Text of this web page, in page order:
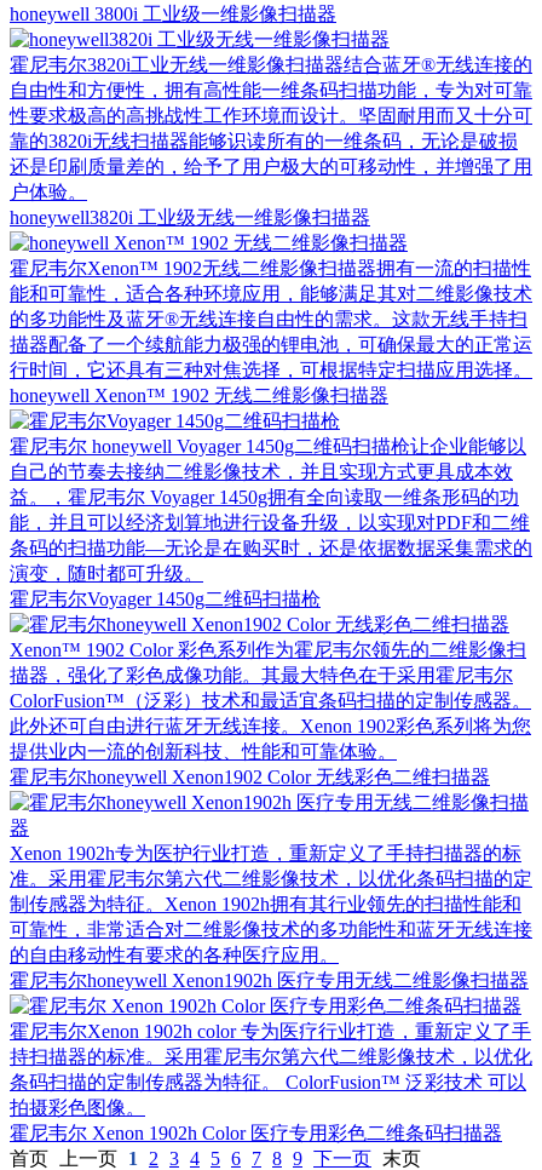
honeywell 3800i 工业级一维影像扫描器
霍尼韦尔3820i工业无线一维影像扫描器结合蓝牙®无线连接的
自由性和方便性，拥有高性能一维条码扫描功能，专为对可靠
性要求极高的高挑战性工作环境而设计。坚固耐用而又十分可
靠的3820i无线扫描器能够识读所有的一维条码，无论是破损
还是印刷质量差的，给予了用户极大的可移动性，并增强了用
户体验。
honeywell3820i 工业级无线一维影像扫描器
霍尼韦尔Xenon™ 1902无线二维影像扫描器拥有一流的扫描性
能和可靠性，适合各种环境应用，能够满足其对二维影像技术
的多功能性及蓝牙®无线连接自由性的需求。这款无线手持扫
描器配备了一个续航能力极强的锂电池，可确保最大的正常运
行时间，它还具有三种对焦选择，可根据特定扫描应用选择。
honeywell Xenon™ 1902 无线二维影像扫描器
霍尼韦尔 honeywell Voyager 1450g二维码扫描枪让企业能够以
自己的节奏去接纳二维影像技术，并且实现方式更具成本效
益。，霍尼韦尔 Voyager 1450g拥有全向读取一维条形码的功
能，并且可以经济划算地进行设备升级，以实现对PDF和二维
条码的扫描功能—无论是在购买时，还是依据数据采集需求的
演变，随时都可升级。
霍尼韦尔Voyager 1450g二维码扫描枪
Xenon™ 1902 Color 彩色系列作为霍尼韦尔领先的二维影像扫
描器，强化了彩色成像功能。其最大特色在于采用霍尼韦尔
ColorFusion™（泛彩）技术和最适宜条码扫描的定制传感器。
此外还可自由进行蓝牙无线连接。Xenon 1902彩色系列将为您
提供业内一流的创新科技、性能和可靠体验。
霍尼韦尔honeywell Xenon1902 Color 无线彩色二维扫描器
Xenon 1902h专为医护行业打造，重新定义了手持扫描器的标
准。采用霍尼韦尔第六代二维影像技术，以优化条码扫描的定
制传感器为特征。Xenon 1902h拥有其行业领先的扫描性能和
可靠性，非常适合对二维影像技术的多功能性和蓝牙无线连接
的自由移动性有要求的各种医疗应用。
霍尼韦尔honeywell Xenon1902h 医疗专用无线二维影像扫描器
霍尼韦尔Xenon 1902h color 专为医疗行业打造，重新定义了手
持扫描器的标准。采用霍尼韦尔第六代二维影像技术，以优化
条码扫描的定制传感器为特征。 ColorFusion™ 泛彩技术 可以
拍摄彩色图像。
霍尼韦尔 Xenon 1902h Color 医疗专用彩色二维条码扫描器
首页
上一页 1 2 3 4 5 6 7 8 9 下一页 末页